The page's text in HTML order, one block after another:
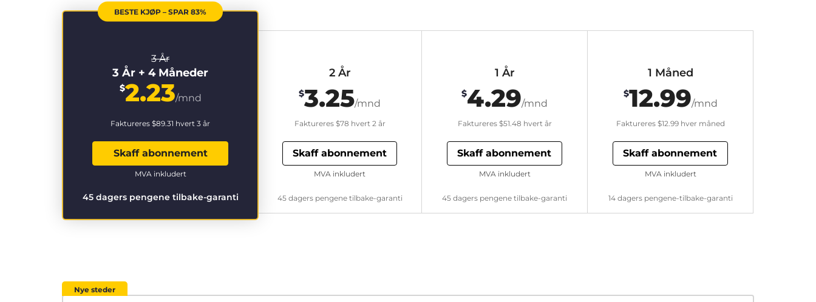
BESTE KJØP – SPAR 83%
3 År
3 År + 4 Måneder
$2.23/mnd
Faktureres $89.31 hvert 3 år
Skaff abonnement
45 dagers pengene tilbake-garanti
MVA inkludert
2 År
$3.25/mnd
Faktureres $78 hvert 2 år
Skaff abonnement
45 dagers pengene tilbake-garanti
MVA inkludert
1 År
$4.29/mnd
Faktureres $51.48 hvert år
Skaff abonnement
45 dagers pengene tilbake-garanti
MVA inkludert
1 Måned
$12.99/mnd
Faktureres $12.99hver måned
Skaff abonnement
14 dagers pengene-tilbake-garanti
MVA inkludert
Nye steder